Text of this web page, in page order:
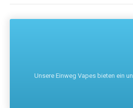
Unsere Einweg Vapes bieten ein